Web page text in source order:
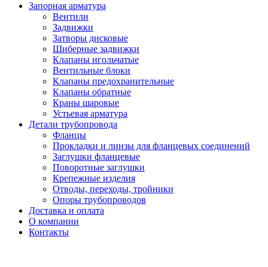
Запорная арматура
Вентили
Задвижки
Затворы дисковые
Шиберные задвижки
Клапаны игольчатые
Вентильные блоки
Клапаны предохранительные
Клапаны обратные
Краны шаровые
Устьевая арматура
Детали трубопровода
Фланцы
Прокладки и линзы для фланцевых соединений
Заглушки фланцевые
Поворотные заглушки
Крепежные изделия
Отводы, переходы, тройники
Опоры трубопроводов
Доставка и оплата
О компании
Контакты